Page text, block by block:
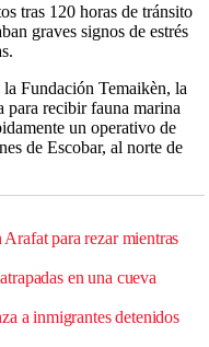
tras 120 horas de tránsito
graves signos de estrés
Fundación Temaikèn, la
para recibir fauna marina
un operativo de
de Escobar, al norte de
Arafat para rezar mientras
en una cueva
a inmigrantes detenidos